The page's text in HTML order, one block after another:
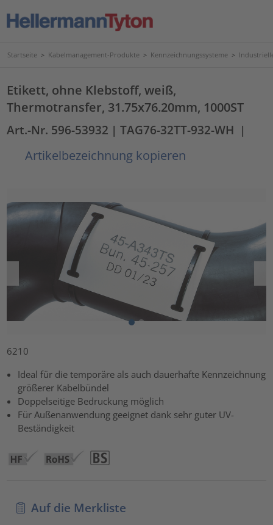
Startseite > Kabelmanagement-Produkte > Kennzeichnungssysteme >
Etikett, ohne Klebstoff, weiß,
Thermotransfer, 31.75x76.20mm, 1000ST
Art.-Nr. 596-53932 | TAG76-32TT-932-WH |
Artikelbezeichnung kopieren
6210
Ideal für die temporäre als auch dauerhafte Kennzeichnung
größerer Kabelbündel
Doppelseitige Bedruckung möglich
Für Außenanwendung geeignet dank sehr guter UV-
Beständigkeit
Auf die Merkliste